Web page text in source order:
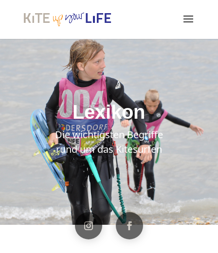
Lexikon
Die wichtigsten Begriffe
rund um das Kitesurfen